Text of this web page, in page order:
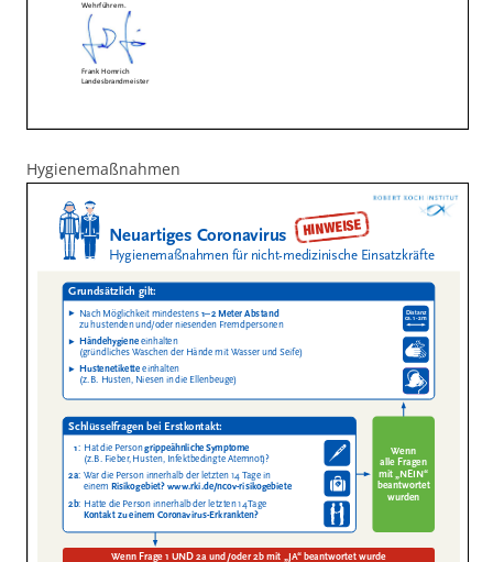
Hygienemaßnahmen